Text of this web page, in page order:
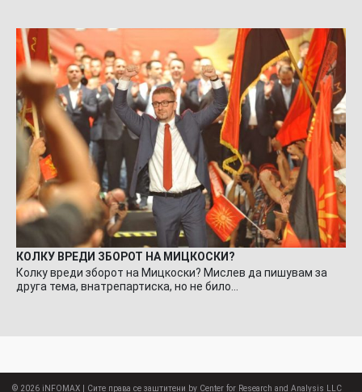
КОЛКУ ВРЕДИ ЗБОРОТ НА МИЦКОСКИ?
Колку вреди зборот на Мицкоски? Мислев да пишувам за
друга тема, внатрепартиска, но не било…
© 2026 iNFOMAX | Сите права се заштитени by Center for Research and Analysis LLC